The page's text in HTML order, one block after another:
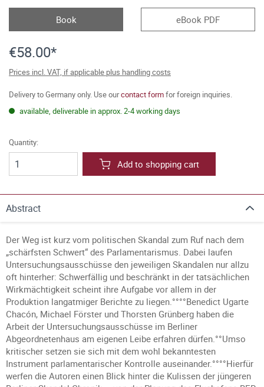
Book eBook PDF
€58.00*
Prices incl. VAT, if applicable plus handling costs
Delivery to Germany only. Use ourcontact formfor foreign inquiries.
available, deliverable in approx. 2-4 working days
Quantity:
Add to shopping cart
Abstract
Der Weg ist kurz vom politischen Skandal zum Ruf nach dem
„schärfsten Schwert“ des Parlamentarismus. Dabei laufen
Untersuchungsausschüsse den jeweiligen Skandalen nur allzu
oft hinterher: Schwerfällig und beschränkt in der tatsächlichen
Wirkmächtigkeit scheint ihre Aufgabe vor allem in der
Produktion langatmiger Berichte zu liegen.°°°°Benedict Ugarte
Chacón, Michael Förster und Thorsten Grünberg haben die
Arbeit der Untersuchungsausschüsse im Berliner
Abgeordnetenhaus am eigenen Leibe erfahren dürfen.°°Umso
kritischer setzen sie sich mit dem wohl bekanntesten
Instrument parlamentarischer Kontrolle auseinander.°°°°Hierfür
werfen die Autoren einen Blick hinter die Kulissen der jüngeren